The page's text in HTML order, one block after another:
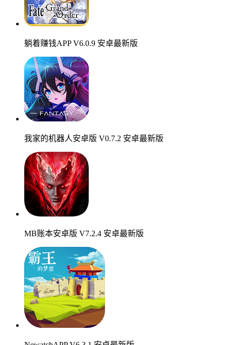
躺着赚钱APP V6.0.9 安卓最新版
我家的机器人安卓版 V0.7.2 安卓最新版
MB账本安卓版 V7.2.4 安卓最新版